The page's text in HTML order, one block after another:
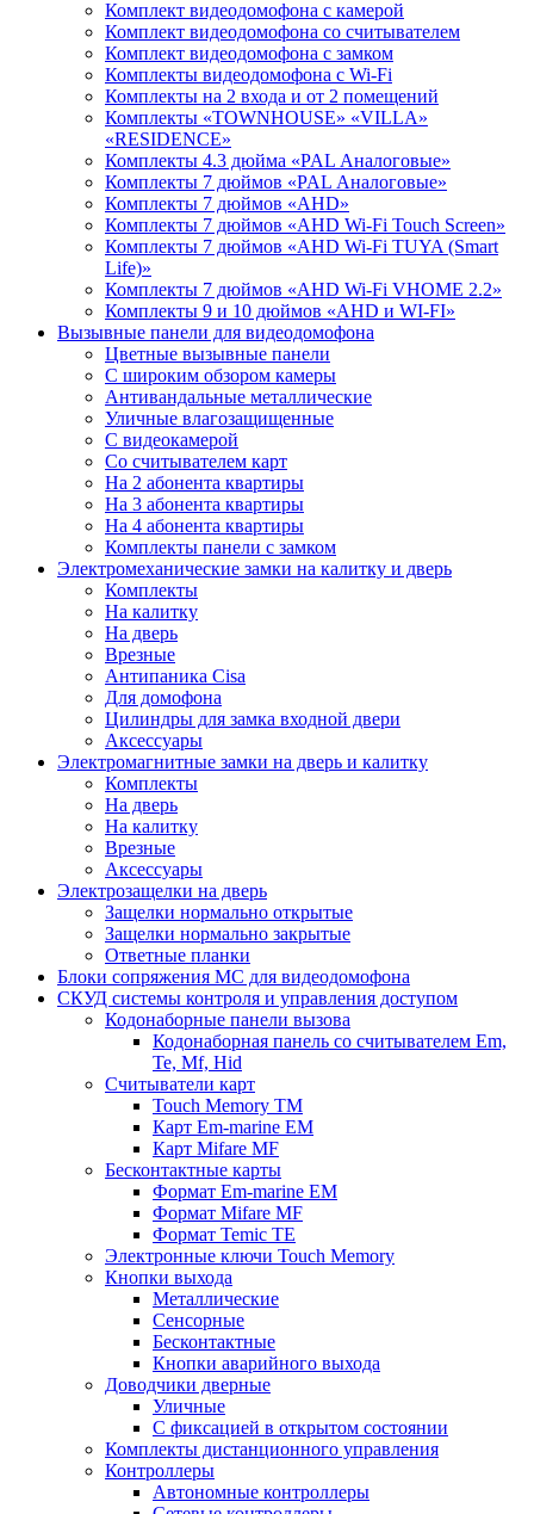
Комплект видеодомофона с камерой
Комплект видеодомофона со считывателем
Комплект видеодомофона c замком
Комплекты видеодомофона с Wi-Fi
Комплекты на 2 входа и от 2 помещений
Комплекты «TOWNHOUSE» «VILLA»
«RESIDENCE»
Комплекты 4.3 дюйма «PAL Аналоговые»
Комплекты 7 дюймов «PAL Аналоговые»
Комплекты 7 дюймов «AHD»
Комплекты 7 дюймов «AHD Wi-Fi Touch Screen»
Комплекты 7 дюймов «AHD Wi-Fi TUYA (Smart
Life)»
Комплекты 7 дюймов «AHD Wi-Fi VHOME 2.2»
Комплекты 9 и 10 дюймов «AHD и WI-FI»
Вызывные панели для видеодомофона
Цветные вызывные панели
С широким обзором камеры
Антивандальные металлические
Уличные влагозащищенные
С видеокамерой
Со считывателем карт
На 2 абонента квартиры
На 3 абонента квартиры
На 4 абонента квартиры
Комплекты панели с замком
Электромеханические замки на калитку и дверь
Комплекты
На калитку
На дверь
Врезные
Антипаника Cisa
Для домофона
Цилиндры для замка входной двери
Аксессуары
Электромагнитные замки на дверь и калитку
Комплекты
На дверь
На калитку
Врезные
Аксессуары
Электрозащелки на дверь
Защелки нормально открытые
Защелки нормально закрытые
Ответные планки
Блоки сопряжения МС для видеодомофона
СКУД системы контроля и управления доступом
Кодонаборные панели вызова
Кодонаборная панель со считывателем Em,
Te, Mf, Hid
Считыватели карт
Touch Memory TM
Карт Em-marine EM
Карт Mifare MF
Бесконтактные карты
Формат Em-marine EM
Формат Mifare MF
Формат Temic TE
Электронные ключи Touch Memory
Кнопки выхода
Металлические
Сенсорные
Бесконтактные
Кнопки аварийного выхода
Доводчики дверные
Уличные
С фиксацией в открытом состоянии
Комплекты дистанционного управления
Контроллеры
Автономные контроллеры